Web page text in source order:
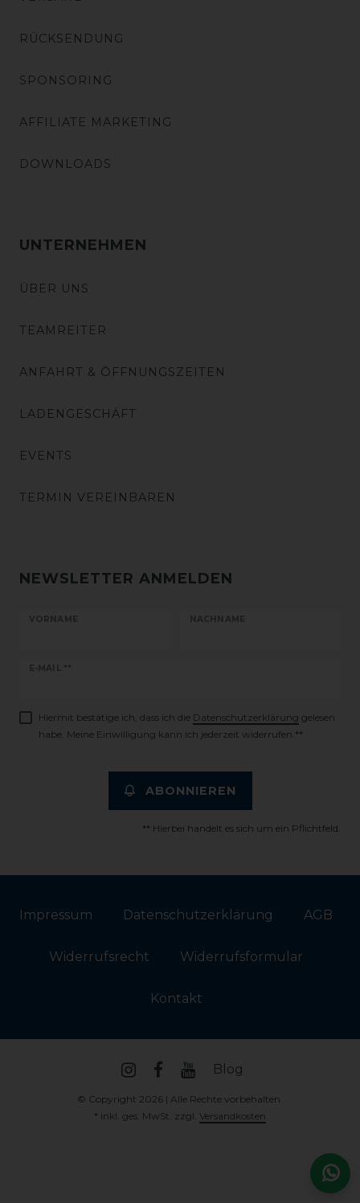
RÜCKSENDUNG
SPONSORING
AFFILIATE MARKETING
DOWNLOADS
UNTERNEHMEN
ÜBER UNS
TEAMREITER
ANFAHRT & ÖFFNUNGSZEITEN
LADENGESCHÄFT
EVENTS
TERMIN VEREINBAREN
NEWSLETTER ANMELDEN
VORNAME NACHNAME
E-MAIL **
Newsletter
Hiermit bestätige ich, dass ich die Daten­schutz­erklärung gelesen
habe. Meine Einwilligung kann ich jederzeit widerrufen.**
ABONNIEREN
** Hierbei handelt es sich um ein Pflichtfeld.
Impressum Daten­schutz­erklärung AGB
Widerrufs­recht Widerrufs­formular
Kontakt
Blog
© Copyright 2026 | Alle Rechte vorbehalten.
* inkl. ges. MwSt. zzgl. Versandkosten